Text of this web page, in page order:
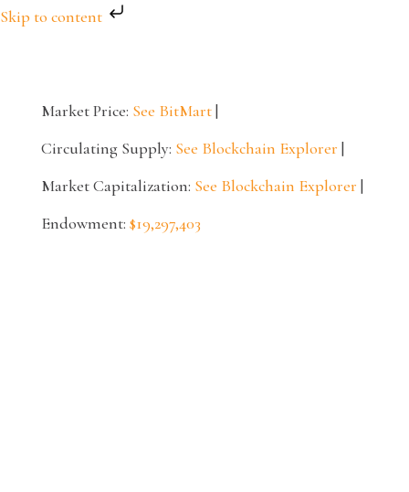
Skip to content
Market Price: See BitMart|
Circulating Supply: See Blockchain Explorer |
Market Capitalization: See Blockchain Explorer |
Endowment: $19,297,403